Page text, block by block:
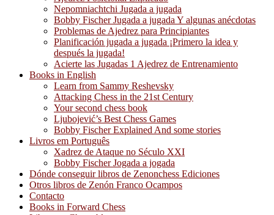
Nepomniachtchi Jugada a jugada
Bobby Fischer Jugada a jugada Y algunas anécdotas
Problemas de Ajedrez para Principiantes
Planificación jugada a jugada ¡Primero la idea y
después la jugada!
Acierte las Jugadas 1 Ajedrez de Entrenamiento
Books in English
Learn from Sammy Reshevsky
Attacking Chess in the 21st Century
Your second chess book
Ljubojević’s Best Chess Games
Bobby Fischer Explained And some stories
Livros em Português
Xadrez de Ataque no Século XXI
Bobby Fischer Jogada a jogada
Dónde conseguir libros de Zenonchess Ediciones
Otros libros de Zenón Franco Ocampos
Contacto
Books in Forward Chess